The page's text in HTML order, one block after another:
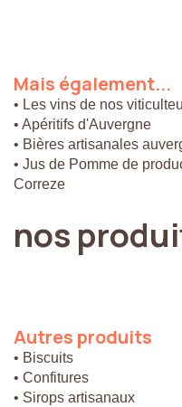
Mais également...
• Les vins de nos
• Apéritifs d'Auvergne
• Bières artisanales
• Jus de Pomme de
Correze
nos
Autres produits
• Biscuits
• Confitures
• Sirops artisanaux